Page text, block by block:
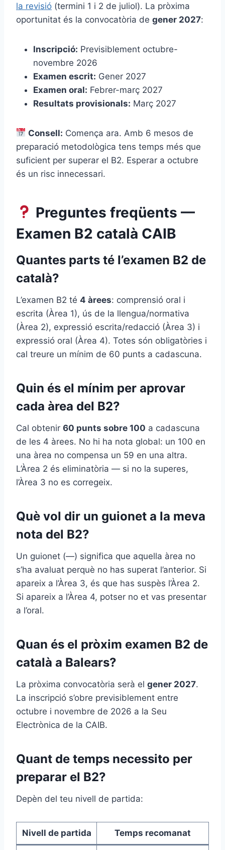
la revisió (termini 1 i 2 de juliol). La pròxima
oportunitat és la convocatòria de gener 2027:
Inscripció: Previsiblement octubre-
novembre 2026
Examen escrit: Gener 2027
Examen oral: Febrer-març 2027
Resultats provisionals: Març 2027
Consell: Comença ara. Amb 6 mesos de
preparació metodològica tens temps més que
suficient per superar el B2. Esperar a octubre
és un risc innecessari.
Preguntes freqüents —
Examen B2 català CAIB
Quantes parts té l’examen B2 de
català?
L’examen B2 té 4 àrees: comprensió oral i
escrita (Àrea 1), ús de la llengua/normativa
(Àrea 2), expressió escrita/redacció (Àrea 3) i
expressió oral (Àrea 4). Totes són obligatòries i
cal treure un mínim de 60 punts a cadascuna.
Quin és el mínim per aprovar
cada àrea del B2?
Cal obtenir 60 punts sobre 100 a cadascuna
de les 4 àrees. No hi ha nota global: un 100 en
una àrea no compensa un 59 en una altra.
L’Àrea 2 és eliminatòria — si no la superes,
l’Àrea 3 no es corregeix.
Què vol dir un guionet a la meva
nota del B2?
Un guionet (—) significa que aquella àrea no
s’ha avaluat perquè no has superat l’anterior. Si
apareix a l’Àrea 3, és que has suspès l’Àrea 2.
Si apareix a l’Àrea 4, potser no et vas presentar
a l’oral.
Quan és el pròxim examen B2 de
català a Balears?
La pròxima convocatòria serà el gener 2027.
La inscripció s’obre previsiblement entre
octubre i novembre de 2026 a la Seu
Electrònica de la CAIB.
Quant de temps necessito per
preparar el B2?
Depèn del teu nivell de partida:
Nivell de partida Temps recomanat